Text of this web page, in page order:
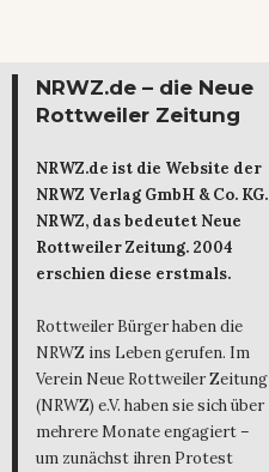
NRWZ.de – die Neue
Rottweiler Zeitung
NRWZ.de ist die Website der
NRWZ Verlag GmbH & Co. KG.
NRWZ, das bedeutet Neue
Rottweiler Zeitung. 2004
erschien diese erstmals.
Rottweiler Bürger haben die
NRWZ ins Leben gerufen. Im
Verein Neue Rottweiler Zeitung
(NRWZ) e.V. haben sie sich über
mehrere Monate engagiert –
um zunächst ihren Protest